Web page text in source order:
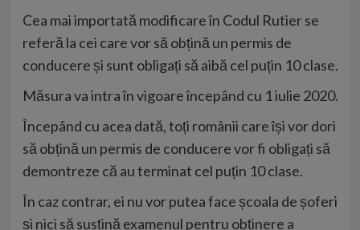
Cea mai importată modificare în Codul Rutier se
referă la cei care vor să obțină un permis de
conducere și sunt obligați să aibă cel puțin 10 clase.
Măsura va intra în vigoare începând cu 1 iulie 2020.
Începând cu acea dată, toți românii care își vor dori
să obțină un permis de conducere vor fi obligați să
demontreze că au terminat cel puțin 10 clase.
În caz contrar, ei nu vor putea face școala de șoferi
și nici să susțină examenul pentru obținere a